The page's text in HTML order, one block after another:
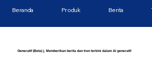
Generatif (Beta) |. Memberikan berita dan tren terkini dalam AI generatif
Beranda Produk Berita